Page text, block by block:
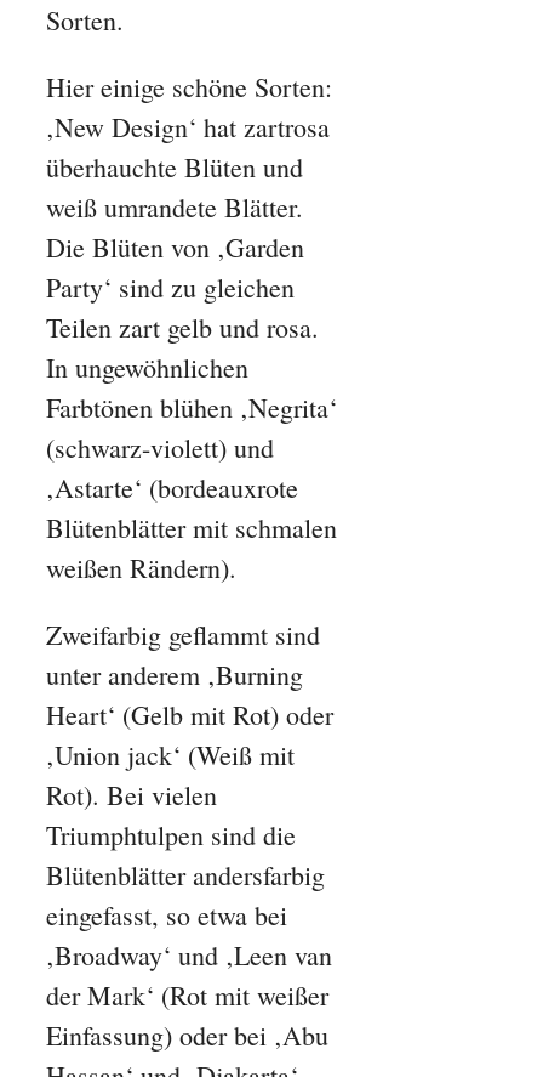
Sorten.
Hier einige schöne Sorten:
‚New Design‘ hat zartrosa
überhauchte Blüten und
weiß umrandete Blätter.
Die Blüten von ‚Garden
Party‘ sind zu gleichen
Teilen zart gelb und rosa.
In ungewöhnlichen
Farbtönen blühen ‚Negrita‘
(schwarz-violett) und
‚Astarte‘ (bordeauxrote
Blütenblätter mit schmalen
weißen Rändern).
Zweifarbig geflammt sind
unter anderem ‚Burning
Heart‘ (Gelb mit Rot) oder
‚Union jack‘ (Weiß mit
Rot). Bei vielen
Triumphtulpen sind die
Blütenblätter andersfarbig
eingefasst, so etwa bei
‚Broadway‘ und ‚Leen van
der Mark‘ (Rot mit weißer
Einfassung) oder bei ‚Abu